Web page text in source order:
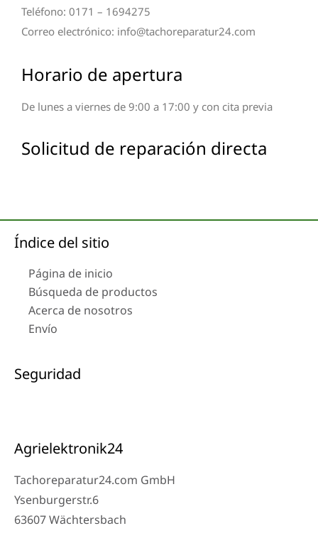
Teléfono: 0171 – 1694275
Correo electrónico: info@tachoreparatur24.com
Horario de apertura
De lunes a viernes de 9:00 a 17:00 y con cita previa
Solicitud de reparación directa
Índice del sitio
Página de inicio
Búsqueda de productos
Acerca de nosotros
Envío
Seguridad
Agrielektronik24
Tachoreparatur24.com GmbH
Ysenburgerstr.6
63607 Wächtersbach